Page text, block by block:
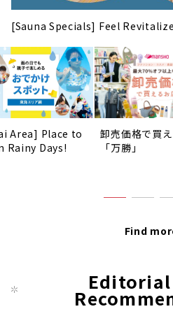
[Sauna Specials] Feel
Area] Place to
Rainy Days!
卸売価格で買
「万勝」
Find
Editorial